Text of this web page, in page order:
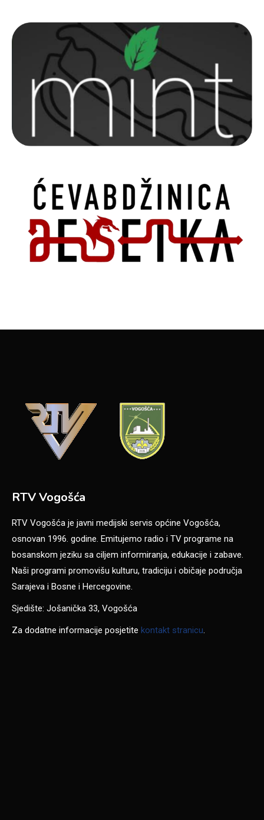
RTV Vogošća
RTV Vogošća je javni medijski servis općine Vogošća,
osnovan 1996. godine. Emitujemo radio i TV programe na
bosanskom jeziku sa ciljem informiranja, edukacije i zabave.
Naši programi promovišu kulturu, tradiciju i običaje područja
Sarajeva i Bosne i Hercegovine.
Sjedište: Jošanička 33, Vogošća
Za dodatne informacije posjetite kontakt stranicu.